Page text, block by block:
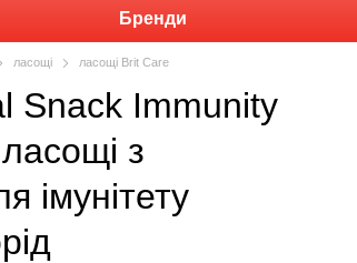
Бренди
ласощі ласощі Brit Care
з
імунітету